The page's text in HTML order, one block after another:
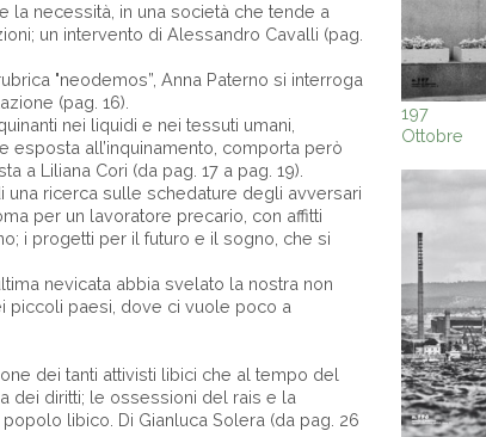
la necessità, in una società che tende a
un intervento di Alessandro Cavalli (pag.
"neodemos”, Anna Paterno si interroga
(pag. 16).
nei liquidi e nei tessuti umani,
all’inquinamento, comporta però
a Liliana Cori (da pag. 17 a pag. 19).
una ricerca sulle schedature degli avversari
per un lavoratore precario, con affitti
i progetti per il futuro e il sogno, che si
nevicata abbia svelato la nostra non
piccoli paesi, dove ci vuole poco a
dei tanti attivisti libici che al tempo del
dei diritti; le ossessioni del rais e la
libico. Di Gianluca Solera (da pag. 26
197
Ottobre